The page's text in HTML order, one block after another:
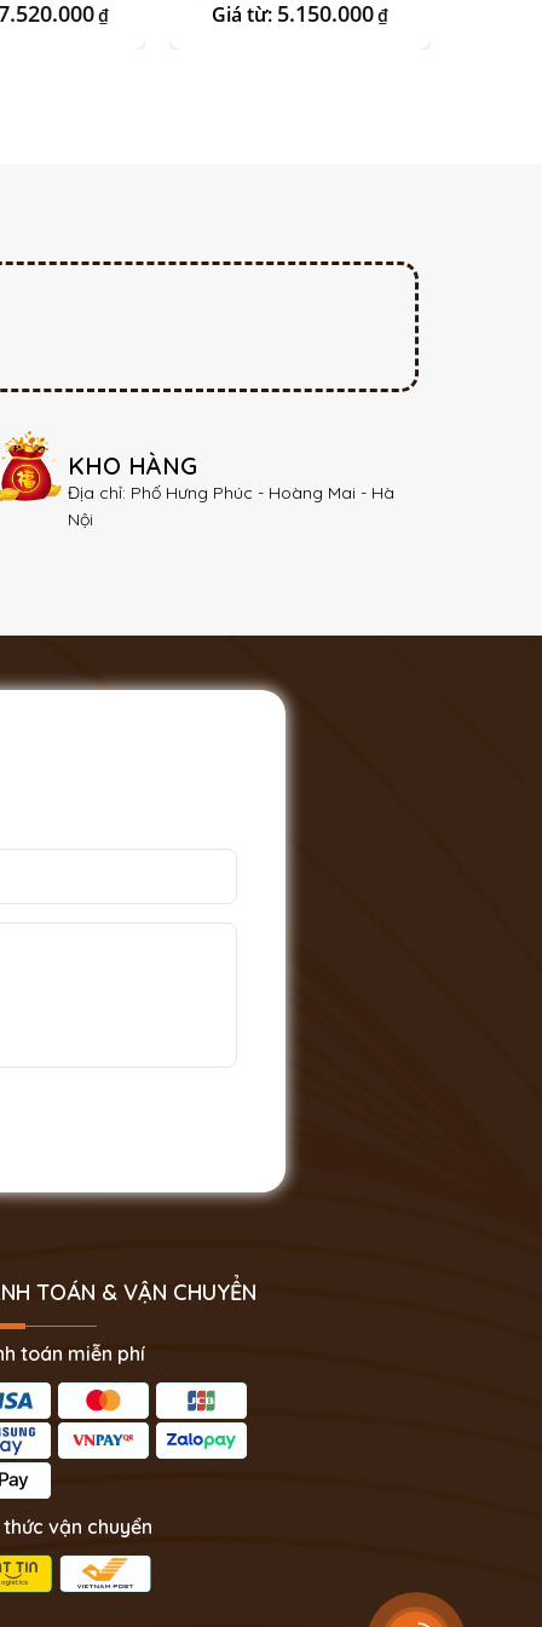
₫ Giá từ: 5.150.000₫
KHO HÀNG
Địa chỉ: Phố Hưng Phúc - Hoàng Mai - Hà
Nội
TOÁN & VẬN CHUYỂN
toán miễn phí
thức vận chuyển